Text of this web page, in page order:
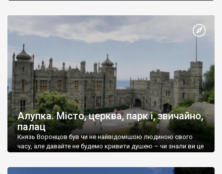
Алупка. Місто, церква, парк і, звичайно,
палац
Князь Воронцов був чи не найвідомішою людиною свого
часу, але давайте не будемо кривити душею – чи знали ви це